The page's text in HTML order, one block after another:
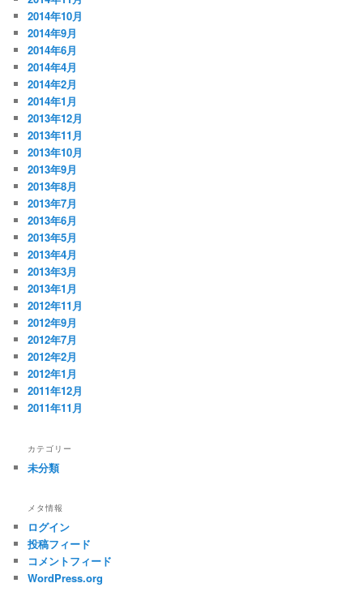
2014年10月
2014年9月
2014年6月
2014年4月
2014年2月
2014年1月
2013年12月
2013年11月
2013年10月
2013年9月
2013年8月
2013年7月
2013年6月
2013年5月
2013年4月
2013年3月
2013年1月
2012年11月
2012年9月
2012年7月
2012年2月
2012年1月
2011年12月
2011年11月
カテゴリー
未分類
メタ情報
ログイン
投稿フィード
コメントフィード
WordPress.org